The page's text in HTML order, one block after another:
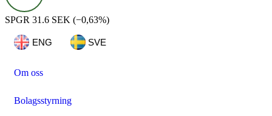
SPGR 31.6 SEK (−0,63%)
ENG SVE
Om oss
Bolagsstyrning